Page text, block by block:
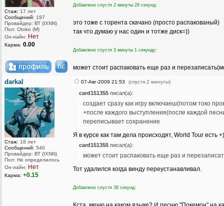
Стаж: 17 лет
Сообщений: 197
Провайдер: ВТ (IXNN)
Пол: Otoko (M)
Он-лайн: Нет
Карма: 0.00
Добавлено спустя 2 минуты 29 секунд:
это тоже с торента скачано (просто распакованый)
так что думаю у нас один и тотже диск=))
Добавлено спустя 3 минуты 1 секунду:
может стоит распаковать еще раз и
darkal
Стаж: 18 лет
Сообщений: 540
Провайдер: ВТ (IXNN)
Пол: Не определилось
Он-лайн: Нет
Карма: +0.15
07-Авг-2009 21:53 (спустя 2 минуты)
card151355писал(а):
создает сразу как игру включаеш(потом токо
+после каждого выступления(после каждой
переписывает сохранение
Я в курсе как там дела происходят, World Tour есть +)
card151355писал(а):
может стоит распаковать еще раз и
Тот удалился когда винду переустанавливал.
Добавлено спустя 38 секунд: